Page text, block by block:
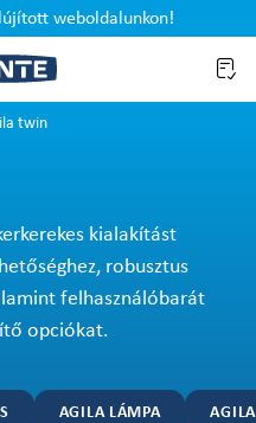
weboldalunkon!
twin
kialakítást
robusztus
felhasználóbarát
opciókat.
AGILA LÁMPA